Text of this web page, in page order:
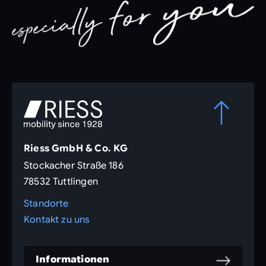
Riess GmbH & Co. KG
Stockacher Straße 186
78532 Tuttlingen
Standorte
Kontakt zu uns
Informationen